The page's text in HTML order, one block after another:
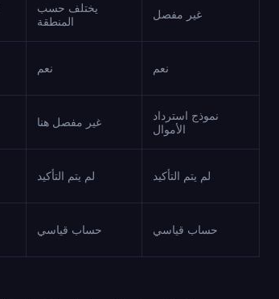
يختلف حسب
المنطقة
غير مفصل
نعم نعم
غير مفصل هنا
نموذج استرداد
الأموال
لم يتم التأكيد لم يتم التأكيد
حساب قياسي حساب قياسي